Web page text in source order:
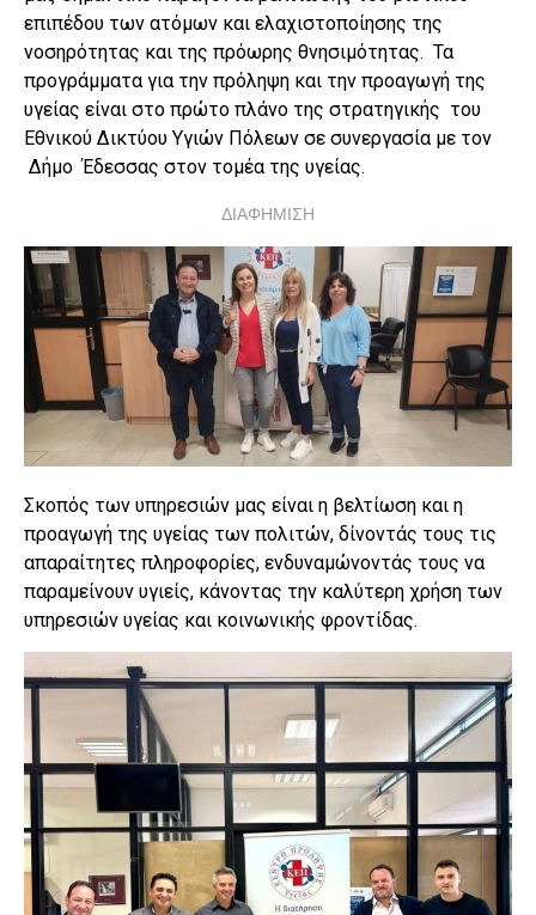
επιπέδου των ατόμων και ελαχιστοποίησης της
νοσηρότητας και της πρόωρης θνησιμότητας. Τα
προγράμματα για την πρόληψη και την προαγωγή της
υγείας είναι στο πρώτο πλάνο της στρατηγικής του
Εθνικού Δικτύου Υγιών Πόλεων σε συνεργασία με τον
Δήμο Έδεσσας στον τομέα της υγείας.
ΔΙΑΦΗΜΙΣΗ
Σκοπός των υπηρεσιών μας είναι η βελτίωση και η
προαγωγή της υγείας των πολιτών, δίνοντάς τους τις
απαραίτητες πληροφορίες, ενδυναμώνοντάς τους να
παραμείνουν υγιείς, κάνοντας την καλύτερη χρήση των
υπηρεσιών υγείας και κοινωνικής φροντίδας.